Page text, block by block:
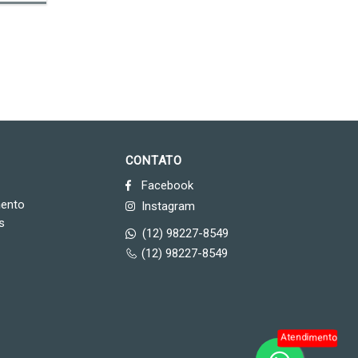
CONTATO
Facebook
Instagram
(12) 98227-8549
(12) 98227-8549
Atendimento